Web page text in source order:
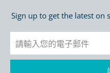
Sign up to get the latest on